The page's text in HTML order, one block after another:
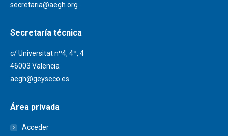
secretaria@aegh.org
Secretaría técnica
c/ Universitat nº4, 4º, 4
46003 Valencia
aegh@geyseco.es
Área privada
Acceder